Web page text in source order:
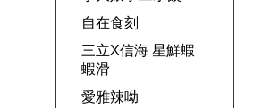
推薦
冷藏 | 冷凍食品
李大娘手工水
餃
雨揚老師開運
金健康石墨烯
台塑生醫
自在食刻
三立X信海 星鮮蝦
蝦滑
愛雅辣呦